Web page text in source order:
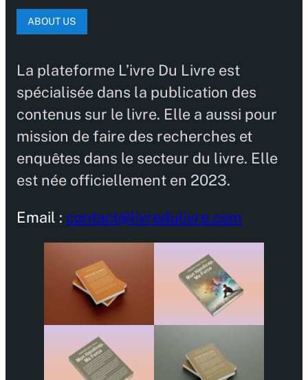
ABOUT US
La plateforme L’ivre Du Livre est
spécialisée dans la publication des
contenus sur le livre. Elle a aussi pour
mission de faire des recherches et
enquêtes dans le secteur du livre. Elle
est née officiellement en 2023.
Email : contact@livredulivre.com